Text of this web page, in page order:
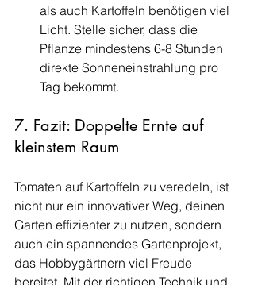
als auch Kartoffeln benötigen viel
Licht. Stelle sicher, dass die
Pflanze mindestens 6-8 Stunden
direkte Sonneneinstrahlung pro
Tag bekommt.
7. Fazit: Doppelte Ernte auf
kleinstem Raum
Tomaten auf Kartoffeln zu veredeln, ist
nicht nur ein innovativer Weg, deinen
Garten effizienter zu nutzen, sondern
auch ein spannendes Gartenprojekt,
das Hobbygärtnern viel Freude
bereitet. Mit der richtigen Technik und